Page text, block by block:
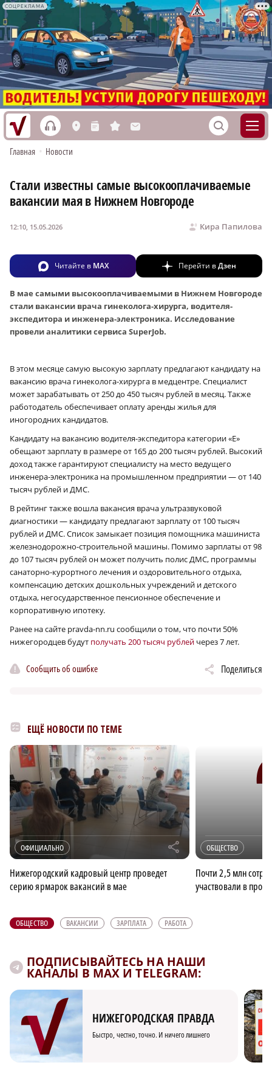
СОЦРЕКЛАМА
h L n s M S
Главная • Новости
Стали известны самые высокооплачиваемые
вакансии мая в Нижнем Новгороде
Кира Папилова
12:10, 15.05.2026
Читайте в MAX Перейти вДзен
В мае самыми высокооплачиваемыми в Нижнем Новгороде
стали вакансии врача гинеколога-хирурга, водителя-
экспедитора и инженера-электроника. Исследование
провели аналитики сервиса SuperJob.
В этом месяце самую высокую зарплату предлагают кандидату на
вакансию врача гинеколога-хирурга в медцентре. Специалист
может зарабатывать от 250 до 450 тысяч рублей в месяц. Также
работодатель обеспечивает оплату аренды жилья для
иногородних кандидатов.
Кандидату на вакансию водителя-экспедитора категории «Е»
обещают зарплату в размере от 165 до 200 тысяч рублей. Высокий
доход также гарантируют специалисту на место ведущего
инженера-электроника на промышленном предприятии — от 140
тысяч рублей и ДМС.
В рейтинг также вошла вакансия врача ультразвуковой
диагностики — кандидату предлагают зарплату от 100 тысяч
рублей и ДМС. Список замыкает позиция помощника машиниста
железнодорожно-строительной машины. Помимо зарплаты от 98
до 107 тысяч рублей он может получить полис ДМС, программы
санаторно-курортного лечения и оздоровительного отдыха,
компенсацию детских дошкольных учреждений и детского
отдыха, негосударственное пенсионное обеспечение и
корпоративную ипотеку.
Ранее на сайте pravda-nn.ru сообщили о том, что почти 50%
нижегородцев будут получать 200 тысяч рублей через 7 лет.
Сообщить об ошибке Поделиться
ЕЩЁ НОВОСТИ ПО ТЕМЕ
ОФИЦИАЛЬНО r
Нижегородский кадровый центр проведет
серию ярмарок вакансий в мае
ОБЩЕСТВО
Почти 2,5 млн
участвовали в
ОБЩЕСТВО ВАКАНСИИ ЗАРПЛАТА РАБОТА
ПОДПИСЫВАЙТЕСЬ НА НАШИ
КАНАЛЫ В MAX И TELEGRAM:
НИЖЕГОРОДСКАЯ ПРАВДА
Быстро, честно, точно. И ничего лишнего